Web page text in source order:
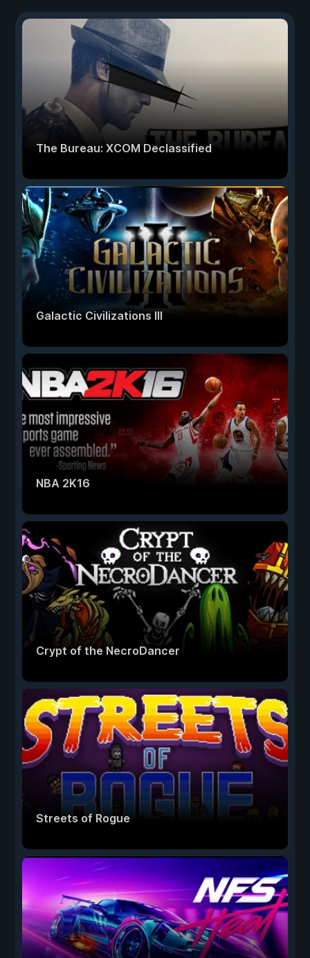
The Bureau: XCOM Declassified
Galactic Civilizations III
NBA 2K16
Crypt of the NecroDancer
Streets of Rogue